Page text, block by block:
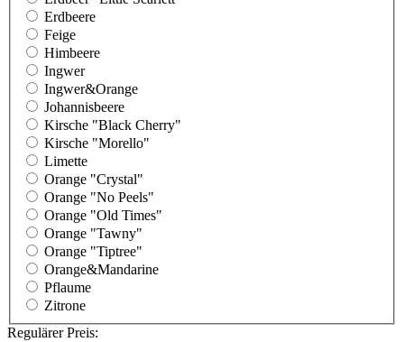
Erdbeere
Feige
Himbeere
Ingwer
Ingwer&Orange
Johannisbeere
Kirsche "Black Cherry"
Kirsche "Morello"
Limette
Orange "Crystal"
Orange "No Peels"
Orange "Old Times"
Orange "Tawny"
Orange "Tiptree"
Orange&Mandarine
Pflaume
Zitrone
Regulärer Preis: